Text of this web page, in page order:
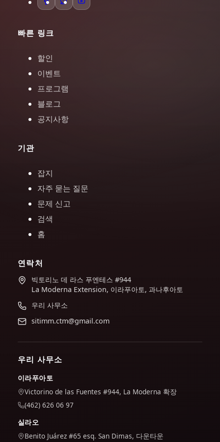
빠른 링크
할인
이벤트
프로그램
블로그
공지사항
기관
잡지
자주 묻는 질문
문제 신고
검색
홈
연락처
빅토리노 데 라스 푸엔테스 #944
La Moderna Extension, 이라푸아토, 과나후아토
우리 사무소
sitimm.ctm@gmail.com
우리 사무소
이라푸아토
Victorino de las Fuentes #944, La Moderna 확장
(462) 626 06 97
실라오
Benito Juárez #65 esq. San Dimas, 다운타운